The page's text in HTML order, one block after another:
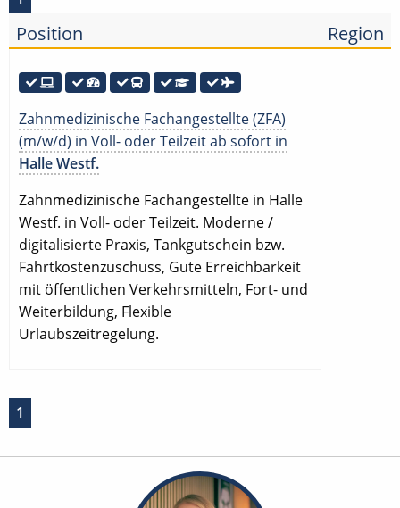
Position Region
Zahnmedizinische Fachangestellte (ZFA)
(m/w/d) in Voll- oder Teilzeit ab sofort in
Halle Westf.
Zahnmedizinische Fachangestellte in Halle
Westf. in Voll- oder Teilzeit. Moderne /
digitalisierte Praxis, Tankgutschein bzw.
Fahrtkostenzuschuss, Gute Erreichbarkeit
mit öffentlichen Verkehrsmitteln, Fort- und
Weiterbildung, Flexible
Urlaubszeitregelung.
1